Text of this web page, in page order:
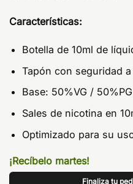
Características:
Botella de 10ml de
Tapón con seguridad
Base: 50%VG / 50%PG
Sales de nicotina en
Optimizado para su
¡Recíbelo martes!
Finaliza tu